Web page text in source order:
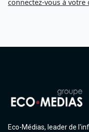
connectez-vous à votre
Eco-Médias, leader de